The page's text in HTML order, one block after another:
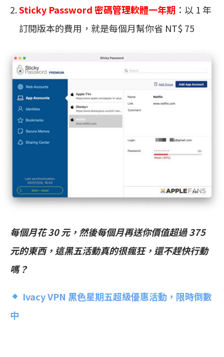
Sticky Password 密碼管理軟體一年期 ：以 1 年
訂閱版本的費用，就是每個月幫你省 NT$ 75
每個月花 30 元，然後每個月再送你價值超過 375
元的東西，這黑五活動真的很瘋狂，還不趕快行動
嗎？
Ivacy VPN 黑色星期五超級優惠活動，限時倒數
中